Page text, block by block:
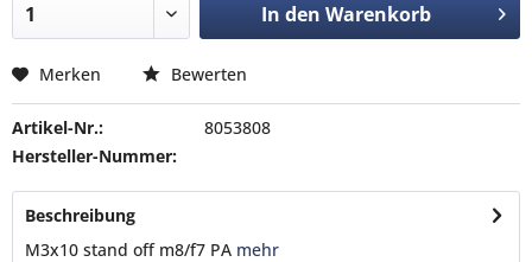
In den Warenkorb
Merken Bewerten
Artikel-Nr.:
8053808
Hersteller-Nummer:
Beschreibung
M3x10 stand off m8/f7 PA mehr